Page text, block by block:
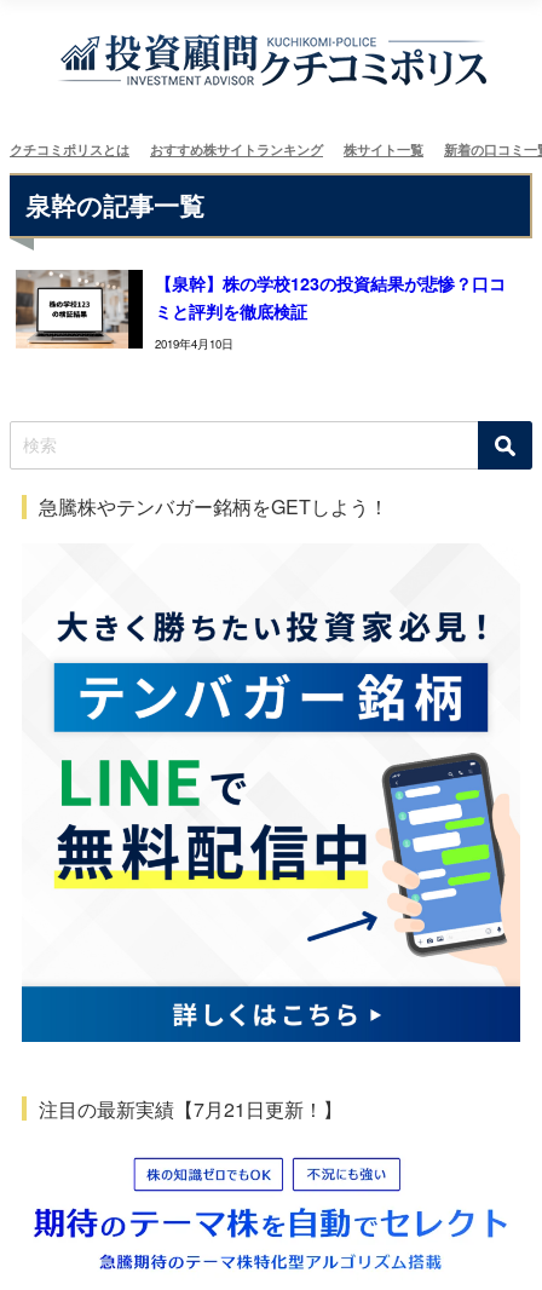
クチコミポリスとは おすすめ株サイトランキング 株サイト一覧 新着の口コミ一
泉幹の記事一覧
【泉幹】株の学校123の投資結果が悲惨？口コ
ミと評判を徹底検証
2019年4月10日
急騰株やテンバガー銘柄をGETしよう！
注目の最新実績【7月21日更新！】